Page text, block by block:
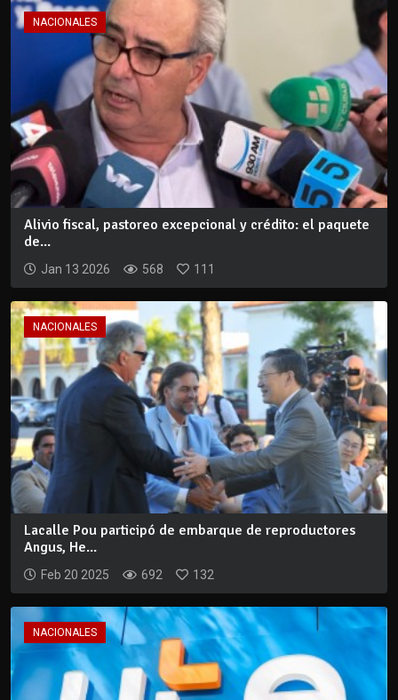
NACIONALES
Alivio fiscal, pastoreo excepcional y crédito: el paquete
de...
Jan 13 2026 568 111
NACIONALES
Lacalle Pou participó de embarque de reproductores
Angus, He...
Feb 20 2025 692 132
NACIONALES